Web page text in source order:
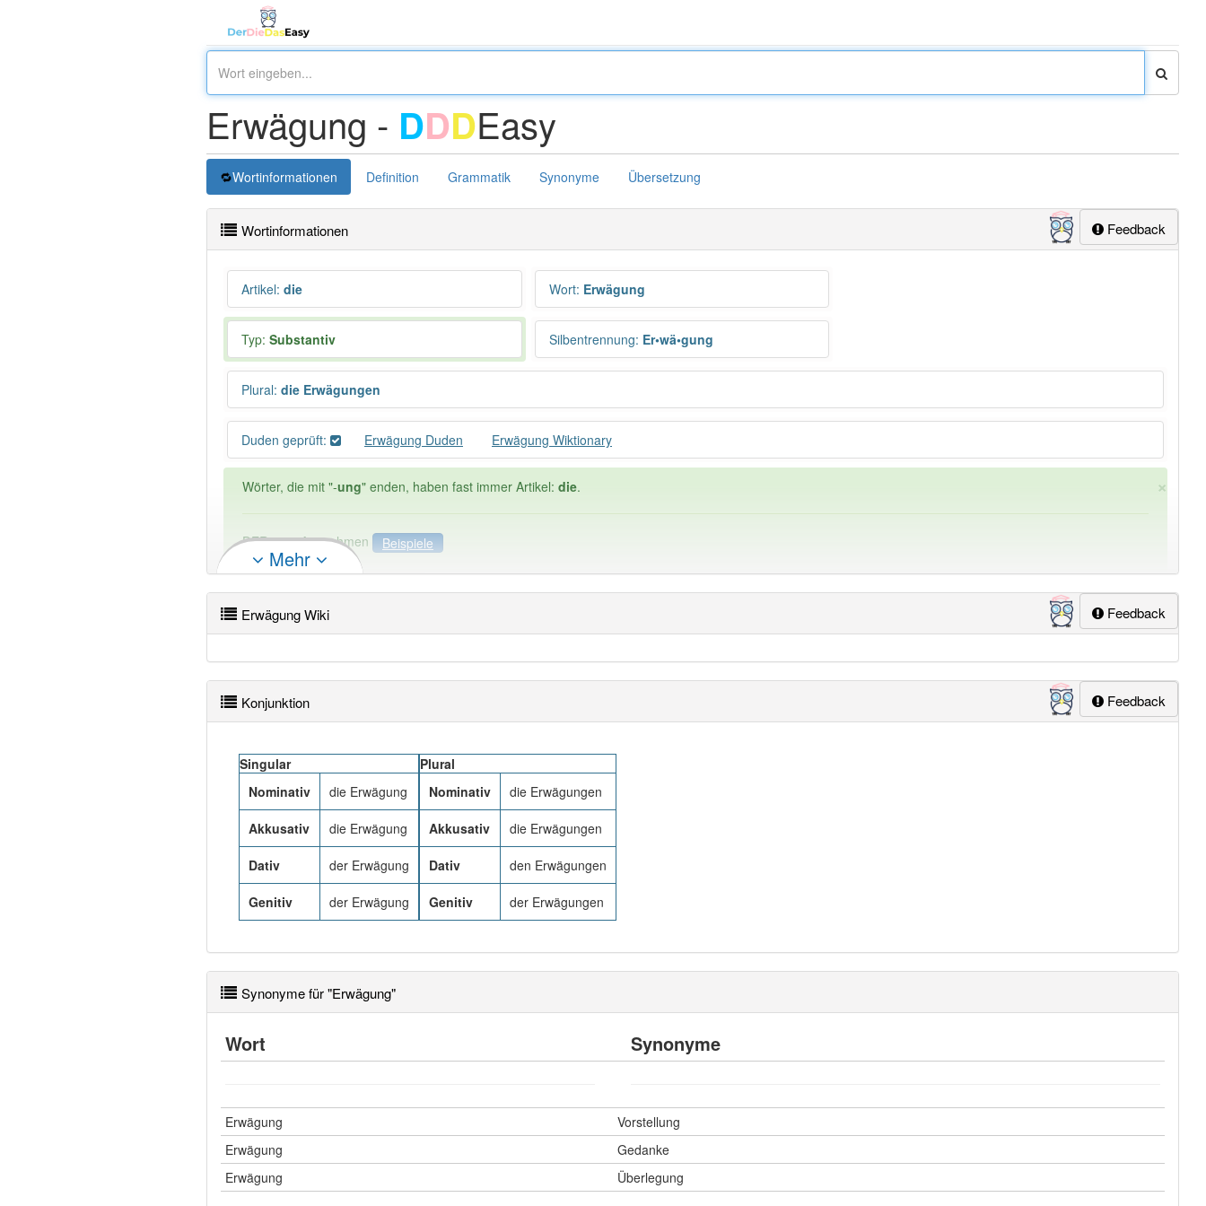
Erwägung - DDDEasy
Wortinformationen Definition Grammatik Synonyme Übersetzung
Feedback
Wortinformationen
Artikel: die Wort: Erwägung
Typ: Substantiv Silbentrennung: Er•wä•gung
Plural: die Erwägungen
Duden geprüft: Erwägung Duden Erwägung Wiktionary
×
Wörter, die mit "-ung" enden, haben fast immer Artikel: die.
DER:127Ausnahmen
Beispiele
DIE: 11 043
DAS:2Ausnahmen
PowerIndex:
Wörter mit Endung-erwägung: 3 Wörter mit Endung-erwägungaber mit einem anderen Artikeldie: 0
Mehr
Feedback
Erwägung Wiki
Feedback
Konjunktion
Singular
Nominativ
die Erwägung
Akkusativ die Erwägung
Dativ der Erwägung
Genitiv der Erwägung
Plural
Nominativ
die Erwägungen
Akkusativ die Erwägungen
Dativ den Erwägungen
Genitiv der Erwägungen
Synonyme für "Erwägung"
Wort Synonyme
Erwägung
Vorstellung
Erwägung
Gedanke
Erwägung
Überlegung